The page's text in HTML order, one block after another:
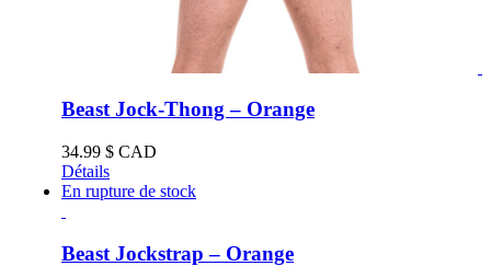
Beast Jock-Thong – Orange
34.99 $ CAD
Détails
En rupture de stock
Beast Jockstrap – Orange